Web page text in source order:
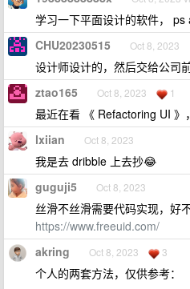
学习一下平面设计的软件， ps
CHU20230515 Oct 8, 2023
设计师设计的，然后交给公司
ztao165 Oct 8, 2023 1
最近在看 《 Refactoring UI 》
lxiian Oct 8, 2023
我是去 dribble 上去抄😂
guguji5 Oct 8, 2023
丝滑不丝滑需要代码实现，好
https://www.freeuid.com/
akring Oct 8, 2023 3
个人的两套方法，仅供参考：